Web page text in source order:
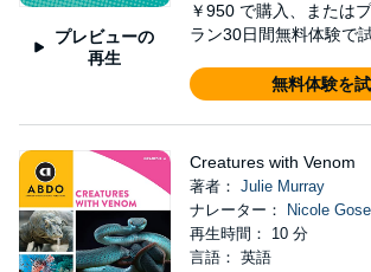
プレビューの
再生
￥950 で購入、または
ラン30日間無料体験で
無料体験を
Creatures with Venom
著者： Julie Murray
ナレーター：
Nicole Gose
再生時間： 10 分
言語： 英語